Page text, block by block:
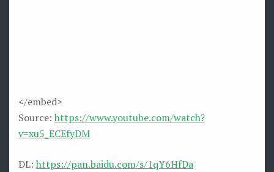
</embed>
Source: https://www.youtube.com/watch?
v=xu5_ECEfyDM
DL: https://pan.baidu.com/s/1qY6HfDa